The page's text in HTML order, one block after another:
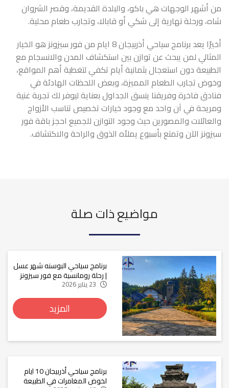
من أشهر الوجهات هي باكو، والبلدة القديمة، وقصر الشروان
شاه، ورحلة نهارية إلى شكي أو قابالا، وتجارب طعام محلية.
أخيرًا يعد برنامج سياحي أذربيجان 8 ايام من فور سيزونز هو الخيار
المثالي لمن يبحث عن توازن بين استكشاف المدن والانسجام مع
الطبيعة دون استعجال بثمانية أيام تكفي لتغطية أهم المواقع،
وخوض تجارب الطعام المميزة، وبعض اللحظات الهادئة في
فنادق فاخرة وفريقنا ينسق الجداول بعناية ليوفر لك تجربة غنية
ومريحة في آن واحد مع وجود خيارات تخصيص تناسب الأزواج
والعائلات والمصورين حيث وجود التوازن للجميع احجز باقة فور
سيزونز الآن وتمتع بأسبوع يملأه الذوق والراحة والاكتشاف.
مواضيع ذات صلة
برنامج سياحي البوسنه شهر عسل
| رحلة رومانسية مع فور سيزونز
المزيد
برنامج سياحي أذربيجان 10 ايام
لخوض المغامرات في الطبيعة